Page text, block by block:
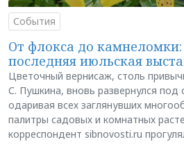
События
От флокса до
последняя июльская
Цветочный вернисаж, столь
С. Пушкина, вновь развернулся под
одаривая всех заглянувших
палитры садовых и комнатных
корреспондент sibnovosti.ru